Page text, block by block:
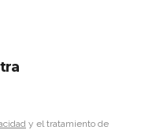
y el tratamiento de